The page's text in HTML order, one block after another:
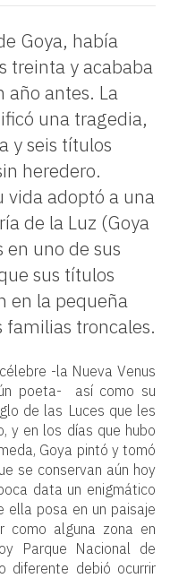
Goya, había
treinta y acababa
año antes. La
una tragedia,
y seis títulos
heredero.
vida adoptó a una
de la Luz (Goya
en uno de sus
sus títulos
en la pequeña
familias troncales.
-la Nueva Venus
poeta- así como su
de las Luces que les
y en los días que hubo
Goya pintó y tomó
se conservan aún hoy
data un enigmático
ella posa en un paisaje
como alguna zona en
Parque Nacional de
diferente debió ocurrir